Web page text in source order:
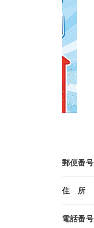
郵便番号
住 所
電話番号